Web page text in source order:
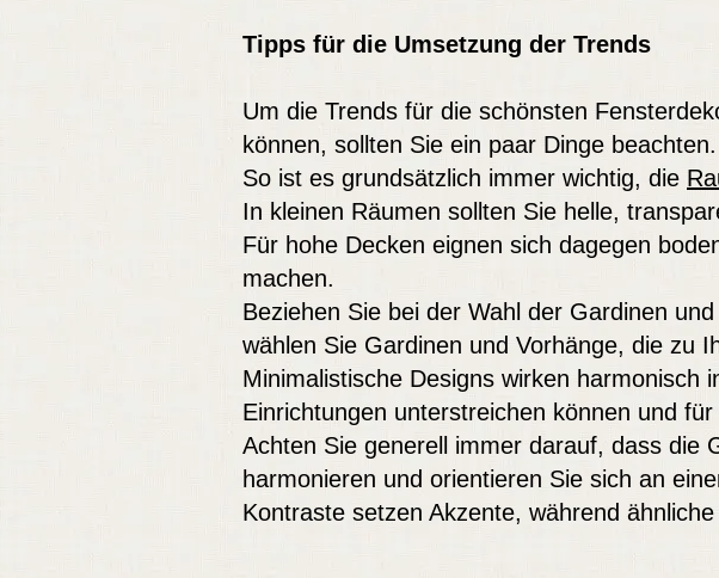
Tipps für die Umsetzung der Trends
Um die Trends für die schönsten
können, sollten Sie ein paar Dinge beachten.
So ist es grundsätzlich immer wichtig, die
In kleinen Räumen sollten Sie helle,
Für hohe Decken eignen sich dagegen
machen.
Beziehen Sie bei der Wahl der Gardinen
wählen Sie Gardinen und Vorhänge, die zu
Minimalistische Designs wirken harmonisch
Einrichtungen unterstreichen können und
Achten Sie generell immer darauf, dass die
harmonieren und orientieren Sie sich an
Kontraste setzen Akzente, während